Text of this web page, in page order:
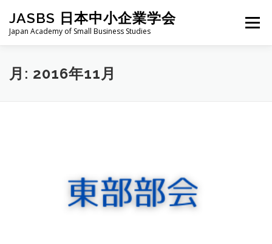
JASBS 日本中小企業学会
Japan Academy of Small Business Studies
メニュー
日本中小企業学会について
月: 2016年11月